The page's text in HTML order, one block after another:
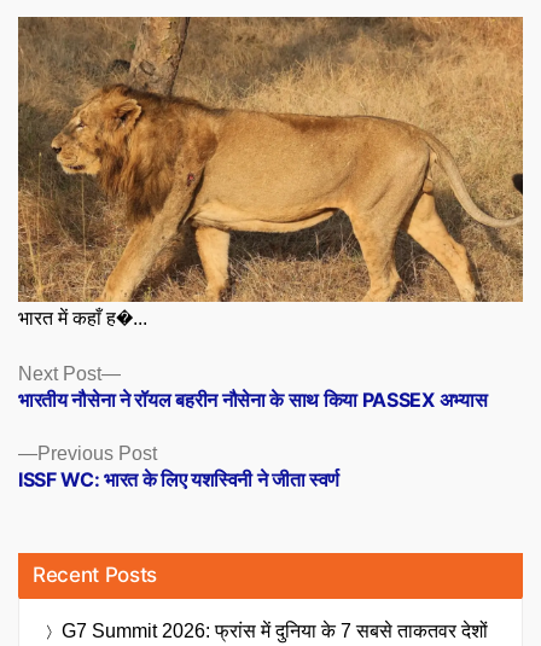
भारत में कहाँ ह�...
Posts
navigation
Previous PostPrevious
post:
ISSF WC: भारत के लिए यशस्विनी ने जीता स्वर्ण
Next Post
Next
post:
भारतीय नौसेना ने रॉयल बहरीन नौसेना के साथ किया PASSEX अभ्यास
Recent Posts
G7 Summit 2026: फ्रांस में दुनिया के 7 सबसे ताकतवर देशों